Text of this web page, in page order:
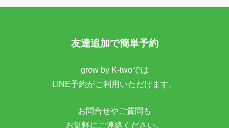
友達追加で簡単予約
grow by K-twoでは
LINE予約がご利用いただけます。
お問合せやご質問も
お気軽にご連絡ください。